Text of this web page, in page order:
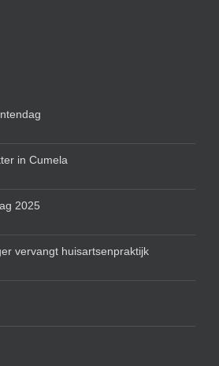
in Cumela
2025
vervangt huisartsenpraktijk